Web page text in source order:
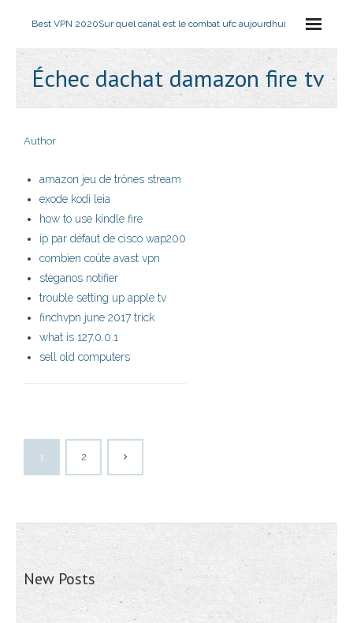
Best VPN 2020Sur quel canal est le combat ufc aujourdhui
Échec dachat damazon fire tv
Author
amazon jeu de trônes stream
exode kodi leia
how to use kindle fire
ip par défaut de cisco wap200
combien coûte avast vpn
steganos notifier
trouble setting up apple tv
finchvpn june 2017 trick
what is 127.0.0.1
sell old computers
1 2
New Posts